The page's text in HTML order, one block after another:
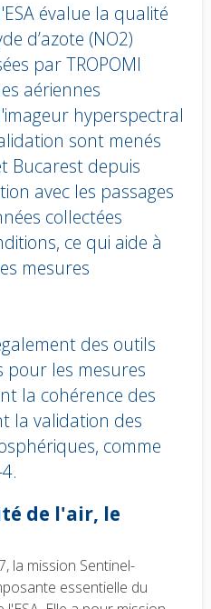
évalue la qualité
d’azote (NO2)
par TROPOMI
aériennes
hyperspectral
sont menés
Bucarest depuis
avec les passages
collectées
ce qui aide à
mesures
des outils
pour les mesures
la cohérence des
la validation des
comme
de l'air, le
la mission Sentinel-
essentielle du